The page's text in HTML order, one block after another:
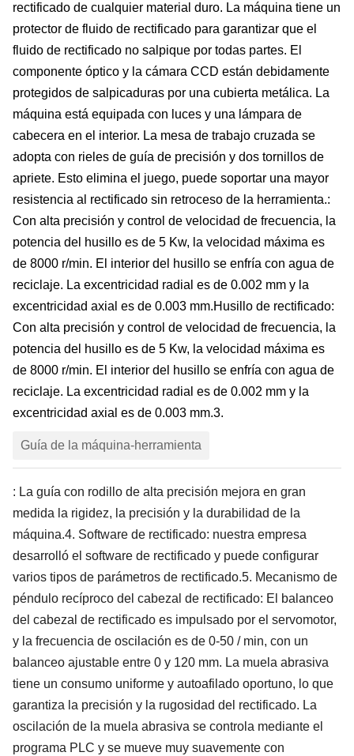
rectificado de cualquier material duro. La máquina tiene un
protector de fluido de rectificado para garantizar que el
fluido de rectificado no salpique por todas partes. El
componente óptico y la cámara CCD están debidamente
protegidos de salpicaduras por una cubierta metálica. La
máquina está equipada con luces y una lámpara de
cabecera en el interior. La mesa de trabajo cruzada se
adopta con rieles de guía de precisión y dos tornillos de
apriete. Esto elimina el juego, puede soportar una mayor
resistencia al rectificado sin retroceso de la herramienta.:
Con alta precisión y control de velocidad de frecuencia, la
potencia del husillo es de 5 Kw, la velocidad máxima es
de 8000 r/min. El interior del husillo se enfría con agua de
reciclaje. La excentricidad radial es de 0.002 mm y la
excentricidad axial es de 0.003 mm.Husillo de rectificado:
Con alta precisión y control de velocidad de frecuencia, la
potencia del husillo es de 5 Kw, la velocidad máxima es
de 8000 r/min. El interior del husillo se enfría con agua de
reciclaje. La excentricidad radial es de 0.002 mm y la
excentricidad axial es de 0.003 mm.3.
Guía de la máquina-herramienta
: La guía con rodillo de alta precisión mejora en gran
medida la rigidez, la precisión y la durabilidad de la
máquina.4. Software de rectificado: nuestra empresa
desarrolló el software de rectificado y puede configurar
varios tipos de parámetros de rectificado.5. Mecanismo de
péndulo recíproco del cabezal de rectificado: El balanceo
del cabezal de rectificado es impulsado por el servomotor,
y la frecuencia de oscilación es de 0-50 / min, con un
balanceo ajustable entre 0 y 120 mm. La muela abrasiva
tiene un consumo uniforme y autoafilado oportuno, lo que
garantiza la precisión y la rugosidad del rectificado. La
oscilación de la muela abrasiva se controla mediante el
programa PLC y se mueve muy suavemente con